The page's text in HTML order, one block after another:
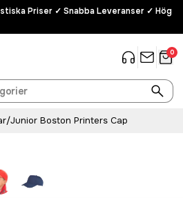
Priser ✓ Snabba Leveranser ✓ Hög
0
/Junior Boston Printers Cap